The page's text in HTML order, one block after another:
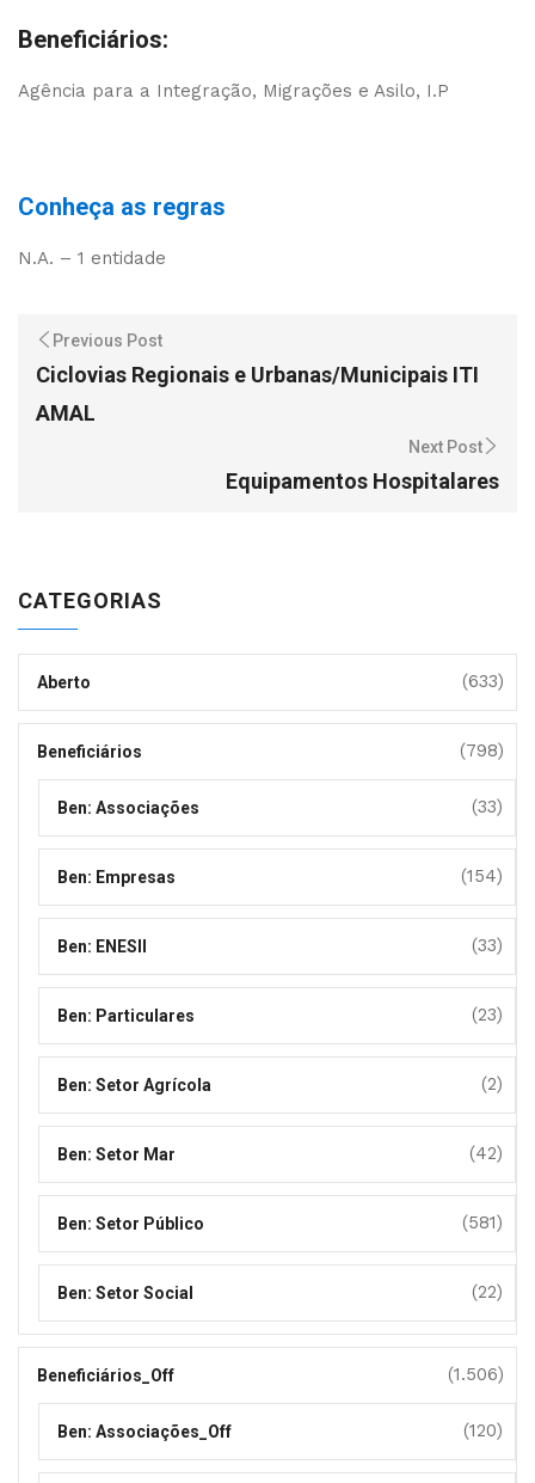
Beneficiários:
Agência para a Integração, Migrações e Asilo, I.P
Conheça as regras
N.A. – 1 entidade
Previous Post
Ciclovias Regionais e Urbanas/Municipais ITI
AMAL
Next Post
Equipamentos Hospitalares
CATEGORIAS
Aberto (633)
Beneficiários (798)
Ben: Associações (33)
Ben: Empresas (154)
Ben: ENESII (33)
Ben: Particulares (23)
Ben: Setor Agrícola (2)
Ben: Setor Mar (42)
Ben: Setor Público (581)
Ben: Setor Social (22)
Beneficiários_Off (1.506)
Ben: Associações_Off (120)